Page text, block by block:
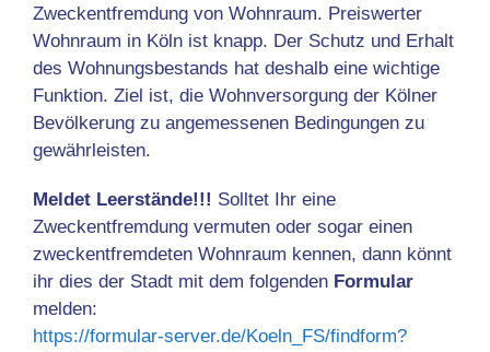
Zweckentfremdung von Wohnraum. Preiswerter
Wohnraum in Köln ist knapp. Der Schutz und Erhalt
des Wohnungsbestands hat deshalb eine wichtige
Funktion. Ziel ist, die Wohnversorgung der Kölner
Bevölkerung zu angemessenen Bedingungen zu
gewährleisten.
Meldet Leerstände!!! Solltet Ihr eine
Zweckentfremdung vermuten oder sogar einen
zweckentfremdeten Wohnraum kennen, dann könnt
ihr dies der Stadt mit dem folgenden Formular
melden:
https://formular-server.de/Koeln_FS/findform?